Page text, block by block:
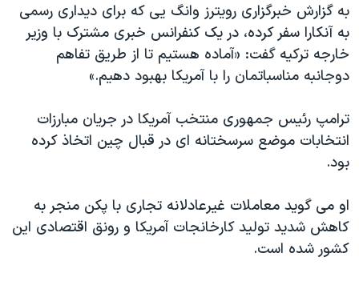
دادگاه حمید نوری
چهل سال گروگان‌گیری
قانون شفافیت دارائی کادر رهبری ایران
اسرائیل در جنگ
صفحه‌های ویژه
سفر پرزیدنت ترامپ به چین
به گزارش خبرگزاری رویترز وانگ یی که برای دیداری رسمی
به آنکارا سفر کرده، در یک کنفرانس خبری مشترک با وزیر
خارجه ترکیه گفت: «آماده هستیم تا از طریق تفاهم
دوجانبه مناسباتمان را با آمریکا بهبود دهیم.»
ترامپ رئیس جمهوری منتخب آمریکا در جریان مبارزات
انتخابات موضع سرسختانه ای در قبال چین اتخاذ کرده
بود.
او می گوید معاملات غیرعادلانه تجاری با پکن منجر به
کاهش شدید تولید کارخانجات آمریکا و رونق اقتصادی این
کشور شده است.